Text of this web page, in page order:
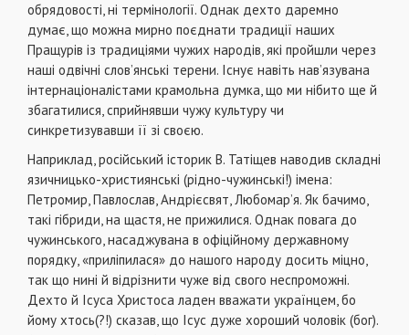
обрядовості, ні термінології. Однак дехто даремно
думає, що можна мирно поєднати традиції наших
Пращурів із традиціями чужих народів, які пройшли через
наші одвічні слов’янські терени. Існує навіть нав’язувана
інтернаціоналістами крамольна думка, що ми нібито ще й
збагатилися, сприйнявши чужу культуру чи
синкретизувавши її зі своєю.
Наприклад, російський історик В. Татіщев наводив складні
язичницько-християнські (рідно-чужинські!) імена:
Петромир, Павлослав, Андрієсвят, Любомар’я. Як бачимо,
такі гібриди, на щастя, не прижилися. Однак повага до
чужинського, насаджувана в офіційному державному
порядку, «приліпилася» до нашого народу досить міцно,
так що нині й відрізнити чуже від свого неспроможні.
Дехто й Ісуса Христоса ладен вважати українцем, бо
йому хтось(?!) сказав, що Ісус дуже хороший чоловік (бог).